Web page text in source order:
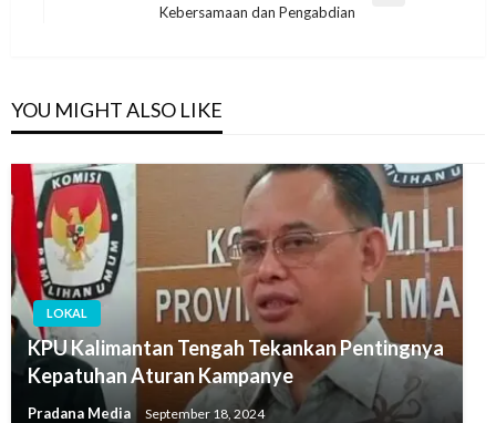
Kebersamaan dan Pengabdian
YOU MIGHT ALSO LIKE
LOKAL
KPU Kalimantan Tengah Tekankan Pentingnya
Kepatuhan Aturan Kampanye
Pradana Media September 18, 2024